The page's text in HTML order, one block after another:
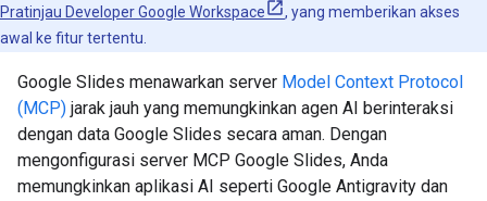
Pratinjau Developer Google Workspace
, yang memberikan akses
awal ke fitur tertentu.
Google Slides menawarkan server Model Context Protocol
(MCP) jarak jauh yang memungkinkan agen AI berinteraksi
dengan data Google Slides secara aman. Dengan
mengonfigurasi server MCP Google Slides, Anda
memungkinkan aplikasi AI seperti Google Antigravity dan